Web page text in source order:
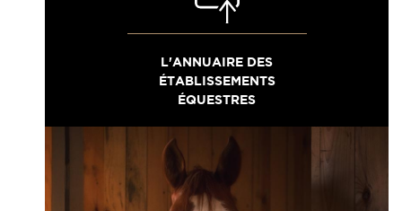
L'ANNUAIRE DES
ÉTABLISSEMENTS
ÉQUESTRES